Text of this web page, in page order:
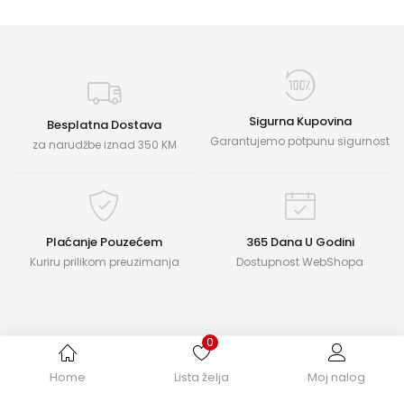
Home
0
Lista želja Moj nalog
Besplatna Dostava
za narudžbe iznad 350 KM
Sigurna Kupovina
Garantujemo potpunu sigurnost
Plaćanje Pouzećem
Kuriru prilikom preuzimanja
365 Dana U Godini
Dostupnost WebShopa